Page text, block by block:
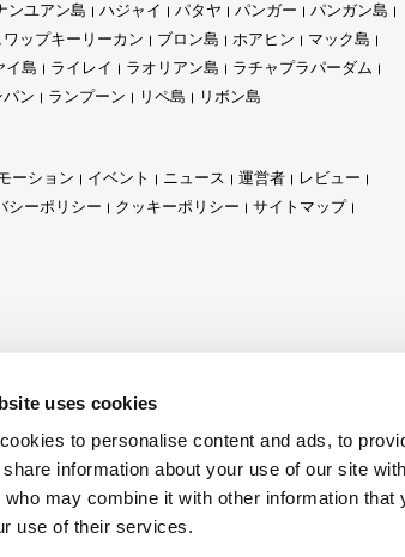
uses cookies
to personalise content and ads, to
information about your use of our site
who may combine it with other information that
use of their services.
ンユアン島 ハジャイ パタヤ パンガー
パンガン島
ワップキーリーカン ブロン島 ホアヒン
マック島
イ島 ライレイ ラオリアン島
ラチャプラパーダム
パン ランプーン リペ島 リボン島
ーション イベント ニュース 運営者
レビュー
シーポリシー クッキーポリシー
サイトマップ
Program